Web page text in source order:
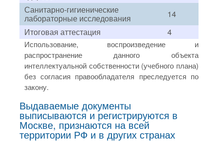
Санитарно-гигиенические
лабораторные исследования
14
Итоговая аттестация
4
Использование, воспроизведение и
распространение данного объекта
интеллектуальной собственности (учебного плана)
без согласия правообладателя преследуется по
закону.
Выдаваемые документы
выписываются и регистрируются в
Москве, признаются на всей
территории РФ и в других странах